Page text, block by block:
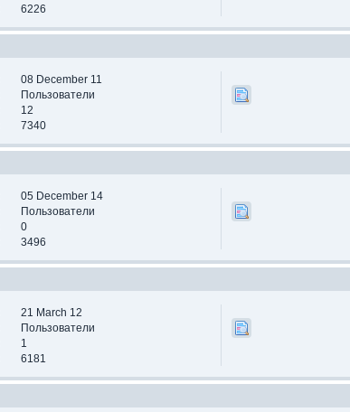
6226
08 December 11
Пользователи
12
7340
05 December 14
Пользователи
0
3496
21 March 12
Пользователи
1
6181